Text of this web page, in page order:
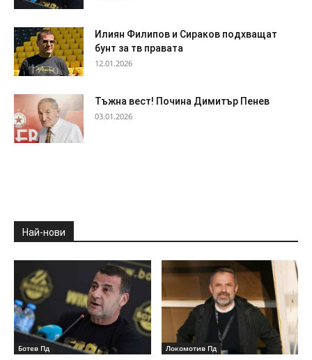
Илиян Филипов и Сираков подхващат
бунт за тв правата
12.01.2026
Тъжна вест! Почина Димитър Пенев
03.01.2026
Най-нови
Ботев Пд Локомотив Пд